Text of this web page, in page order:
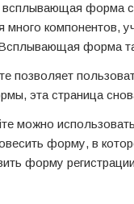
всплывающая форма
много
форма
эта страница
использовать
форму, в
форму